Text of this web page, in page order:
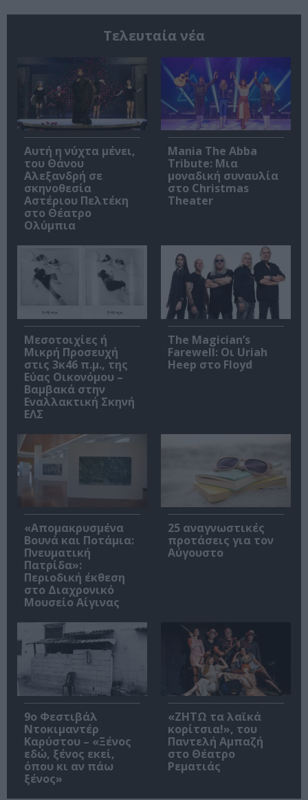
Τελευταία νέα
Αυτή η νύχτα μένει,
του Θάνου
Αλεξανδρή σε
σκηνοθεσία
Αστέριου Πελτέκη
στο Θέατρο
Ολύμπια
Mania The Abba
Tribute: Μια
μοναδική συναυλία
στο Christmas
Theater
Μεσοτοιχίες ή
Μικρή Προσευχή
στις 3κ46 π.μ., της
Εύας Οικονόμου –
Βαμβακά στην
Εναλλακτική Σκηνή
ΕΛΣ
The Magician’s
Farewell: Οι Uriah
Heep στο Floyd
«Απομακρυσμένα
Βουνά και Ποτάμια:
Πνευματική
Πατρίδα»:
Περιοδική έκθεση
στο Διαχρονικό
Μουσείο Αίγινας
25 αναγνωστικές
προτάσεις για τον
Αύγουστο
9ο Φεστιβάλ
Ντοκιμαντέρ
Καρύστου – «Ξένος
εδώ, ξένος εκεί,
όπου κι αν πάω
ξένος»
«ΖΗΤΩ τα λαϊκά
κορίτσια!», του
Παντελή Αμπαζή
στο Θέατρο
Ρεματιάς